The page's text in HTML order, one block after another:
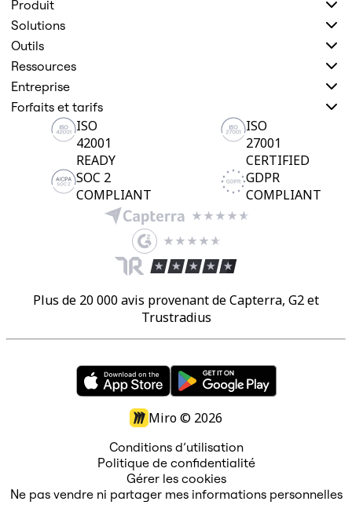
Produit
Solutions
Outils
Ressources
Entreprise
Forfaits et tarifs
ISO
42001
READY
ISO
27001
CERTIFIED
SOC 2
COMPLIANT
GDPR
COMPLIANT
Plus de 20 000 avis provenant de Capterra, G2 et
Trustradius
Miro © 2026
Conditions d’utilisation
Politique de confidentialité
Gérer les cookies
Ne pas vendre ni partager mes informations personnelles